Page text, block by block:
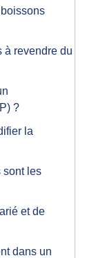
à revendre du
?
la
sont les
et de
dans un